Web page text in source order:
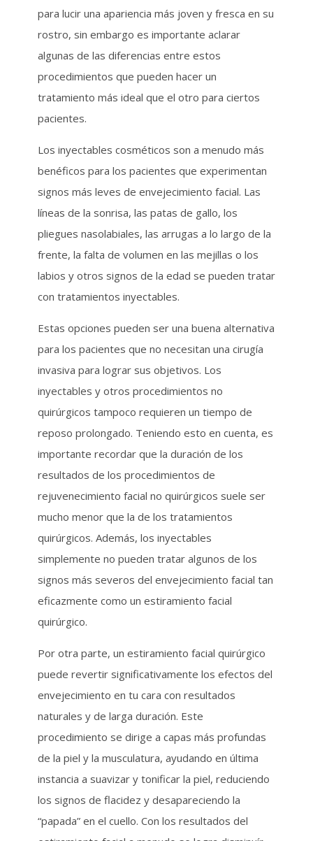
para lucir una apariencia más joven y fresca en su
rostro, sin embargo es importante aclarar
algunas de las diferencias entre estos
procedimientos que pueden hacer un
tratamiento más ideal que el otro para ciertos
pacientes.
Los inyectables cosméticos son a menudo más
benéficos para los pacientes que experimentan
signos más leves de envejecimiento facial. Las
líneas de la sonrisa, las patas de gallo, los
pliegues nasolabiales, las arrugas a lo largo de la
frente, la falta de volumen en las mejillas o los
labios y otros signos de la edad se pueden tratar
con tratamientos inyectables.
Estas opciones pueden ser una buena alternativa
para los pacientes que no necesitan una cirugía
invasiva para lograr sus objetivos. Los
inyectables y otros procedimientos no
quirúrgicos tampoco requieren un tiempo de
reposo prolongado. Teniendo esto en cuenta, es
importante recordar que la duración de los
resultados de los procedimientos de
rejuvenecimiento facial no quirúrgicos suele ser
mucho menor que la de los tratamientos
quirúrgicos. Además, los inyectables
simplemente no pueden tratar algunos de los
signos más severos del envejecimiento facial tan
eficazmente como un estiramiento facial
quirúrgico.
Por otra parte, un estiramiento facial quirúrgico
puede revertir significativamente los efectos del
envejecimiento en tu cara con resultados
naturales y de larga duración. Este
procedimiento se dirige a capas más profundas
de la piel y la musculatura, ayudando en última
instancia a suavizar y tonificar la piel, reduciendo
los signos de flacidez y desapareciendo la
“papada” en el cuello. Con los resultados del